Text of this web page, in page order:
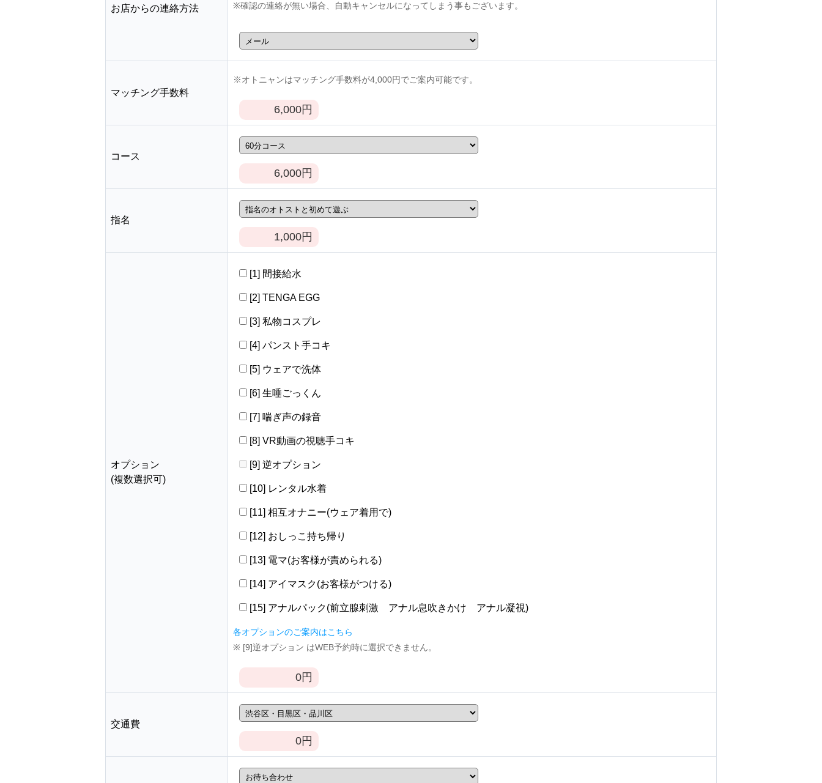
お店からの連絡方法
※確認の連絡が無い場合、自動キャンセルになってしまう事もございます。
マッチング手数料
※オトニャンはマッチング手数料が4,000円でご案内可能です。
6,000円
コース
6,000円
指名
1,000円
オプション
(複数選択可)
[1] 間接給水
[2] TENGA EGG
[3] 私物コスプレ
[4] パンスト手コキ
[5] ウェアで洗体
[6] 生唾ごっくん
[7] 喘ぎ声の録音
[8] VR動画の視聴手コキ
[9] 逆オプション
[10] レンタル水着
[11] 相互オナニー(ウェア着用で)
[12] おしっこ持ち帰り
[13] 電マ(お客様が責められる)
[14] アイマスク(お客様がつける)
[15] アナルパック(前立腺刺激 アナル息吹きかけ アナル凝視)
各オプションのご案内はこちら
※ [9]逆オプション はWEB予約時に選択できません。
0円
交通費
0円